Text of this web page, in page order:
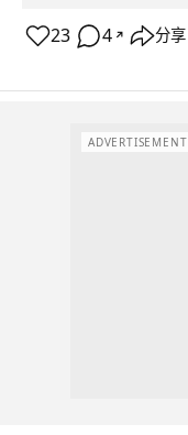
23 4 ↗ 分享
ADVERTISEMENT